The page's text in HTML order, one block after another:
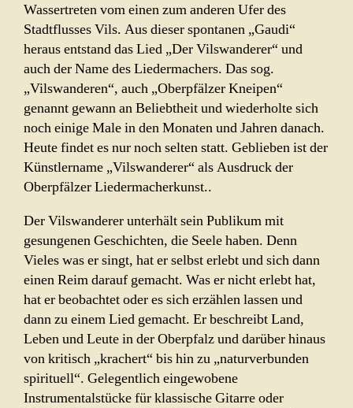
Wassertreten vom einen zum anderen Ufer des
Stadtflusses Vils. Aus dieser spontanen „Gaudi“
heraus entstand das Lied „Der Vilswanderer“ und
auch der Name des Liedermachers. Das sog.
„Vilswanderen“, auch „Oberpfälzer Kneipen“
genannt gewann an Beliebtheit und wiederholte sich
noch einige Male in den Monaten und Jahren danach.
Heute findet es nur noch selten statt. Geblieben ist der
Künstlername „Vilswanderer“ als Ausdruck der
Oberpfälzer Liedermacherkunst..
Der Vilswanderer unterhält sein Publikum mit
gesungenen Geschichten, die Seele haben. Denn
Vieles was er singt, hat er selbst erlebt und sich dann
einen Reim darauf gemacht. Was er nicht erlebt hat,
hat er beobachtet oder es sich erzählen lassen und
dann zu einem Lied gemacht. Er beschreibt Land,
Leben und Leute in der Oberpfalz und darüber hinaus
von kritisch „krachert“ bis hin zu „naturverbunden
spirituell“. Gelegentlich eingewobene
Instrumentalstücke für klassische Gitarre oder